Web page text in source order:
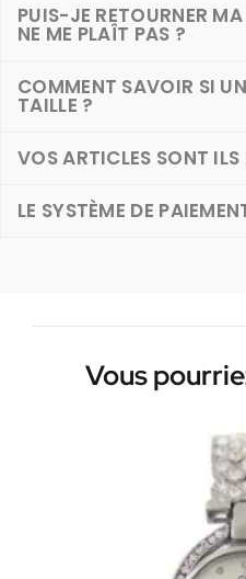
PUIS-JE RETOURNER
NE ME PLAÎT PAS ?
COMMENT SAVOIR SI
TAILLE ?
VOS ARTICLES SONT
LE SYSTÈME DE
Vous